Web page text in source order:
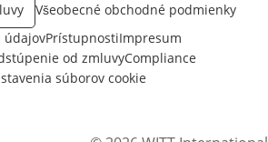
Všeobecné obchodné podmienky
údajovPrístupnostiImpresum
od zmluvyCompliance
súborov cookie